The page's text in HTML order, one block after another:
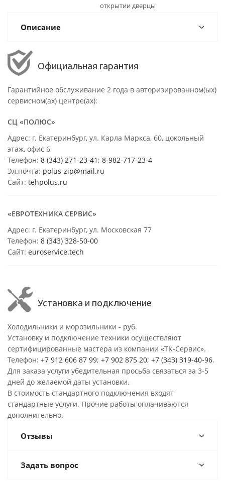
открытии дверцы
Описание
Официальная гарантия
Гарантийное обслуживание 2 года в авторизированном(ых)
сервисном(ах) центре(ах):
СЦ «ПОЛЮС»
Адрес: г. Екатеринбург, ул. Карла Маркса, 60, цокольный
этаж, офис 6
Телефон: 8 (343) 271-23-41 ; 8-982-717-23-4
Эл.почта: polus-zip@mail.ru
Сайт: tehpolus.ru
«ЕВРОТЕХНИКА СЕРВИС»
Адрес: г. Екатеринбург, ул. Московская 77
Телефон: 8 (343) 328-50-00
Сайт: euroservice.tech
Установка и подключение
Холодильники и морозильники - руб.
Установку и подключение техники осуществляют
сертифицированные мастера из компании «ТК-Сервис».
Телефон: +7 912 606 87 99; +7 902 875 20; +7 (343) 319-40-96.
Для заказа услуги убедительная просьба связаться за 3-5
дней до желаемой даты установки.
В стоимость стандартного подключения входят
стандартные услуги. Прочие работы оплачиваются
дополнительно.
Отзывы
Задать вопрос